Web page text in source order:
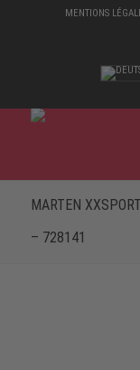
MENTIONS
MARTEN
– 728141